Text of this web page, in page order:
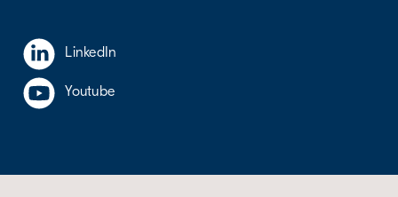
LinkedIn
Youtube